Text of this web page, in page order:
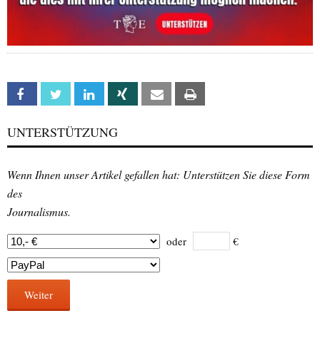
Facebook Twitter Linkedin Xing Email
UNTERSTÜTZUNG
Wenn Ihnen unser Artikel gefallen hat: Unterstützen Sie diese Form
des
Journalismus.
oder €
Weiter